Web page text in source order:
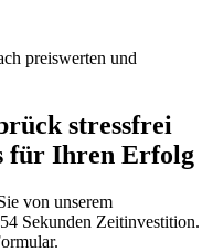
preiswerten und
stressfrei
für Ihren Erfolg
von unserem
Sekunden Zeitinvestition.